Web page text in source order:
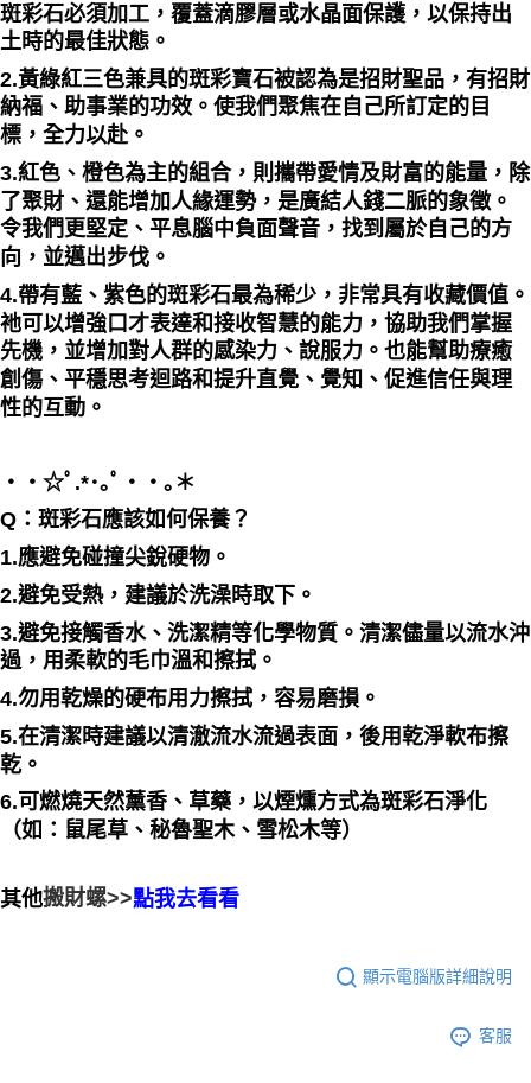
斑彩石必須加工，覆蓋滴膠層或水晶面保護，以保持出
土時的最佳狀態。
2.黃綠紅三色兼具的斑彩寶石被認為是招財聖品，有招財
納福、助事業的功效。使我們聚焦在自己所訂定的目
標，全力以赴。
3.紅色、橙色為主的組合，則攜帶愛情及財富的能量，除
了聚財、還能增加人緣運勢，是廣結人錢二脈的象徵。
令我們更堅定、平息腦中負面聲音，找到屬於自己的方
向，並邁出步伐。
4.帶有藍、紫色的斑彩石最為稀少，非常具有收藏價值。
祂可以增強口才表達和接收智慧的能力，協助我們掌握
先機，並增加對人群的感染力、說服力。也能幫助療癒
創傷、平穩思考迴路和提升直覺、覺知、促進信任與理
性的互動。
・・☆ﾟ⁠.⁠*⁠･⁠｡ﾟ・・｡＊
Q：斑彩石應該如何保養？
1.應避免碰撞尖銳硬物。
2.避免受熱，建議於洗澡時取下。
3.避免接觸香水、洗潔精等化學物質。清潔儘量以流水沖
過，用柔軟的毛巾溫和擦拭。
4.勿用乾燥的硬布用力擦拭，容易磨損。
5.在清潔時建議以清澈流水流過表面，後用乾淨軟布擦
乾。
6.可燃燒天然薰香、草藥，以煙燻方式為斑彩石淨化
（如：鼠尾草、秘魯聖木、雪松木等）
其他搬財螺>>點我去看看
顯示電腦版詳細說明
客服